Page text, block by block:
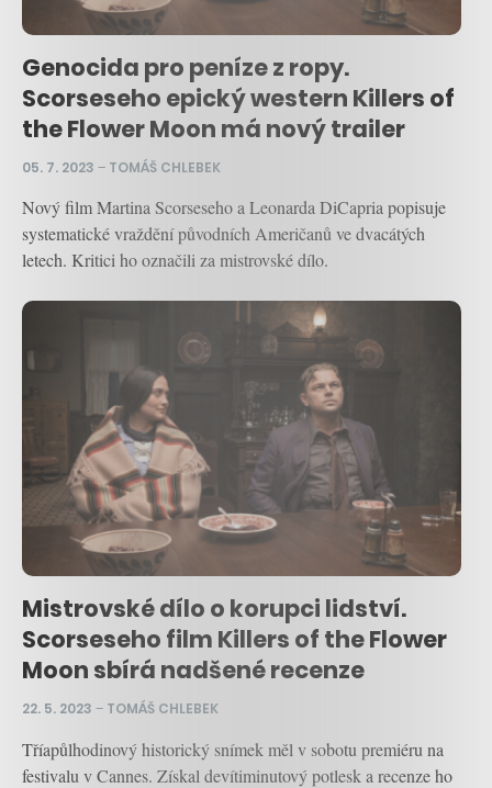
Genocida pro peníze z ropy.
Scorseseho epický western Killers of
the Flower Moon má nový trailer
05. 7. 2023 – TOMÁŠ CHLEBEK
Nový film Martina Scorseseho a Leonarda DiCapria popisuje
systematické vraždění původních Američanů ve dvacátých
letech. Kritici ho označili za mistrovské dílo.
Mistrovské dílo o korupci lidství.
Scorseseho film Killers of the Flower
Moon sbírá nadšené recenze
22. 5. 2023 – TOMÁŠ CHLEBEK
Tříapůlhodinový historický snímek měl v sobotu premiéru na
festivalu v Cannes. Získal devítiminutový potlesk a recenze ho